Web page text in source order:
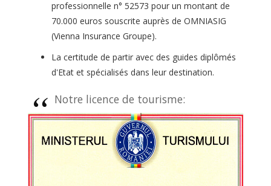
professionnelle n° 52573 pour un montant de
70.000 euros souscrite auprès de OMNIASIG
(Vienna Insurance Groupe).
La certitude de partir avec des guides diplômés
d'Etat et spécialisés dans leur destination.
Notre licence de tourisme: